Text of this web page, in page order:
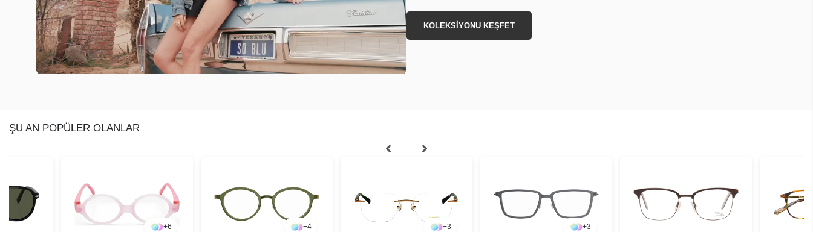
KOLEKSİYONU KEŞFET
ŞU AN POPÜLER OLANLAR
+6 +4 +3 +3